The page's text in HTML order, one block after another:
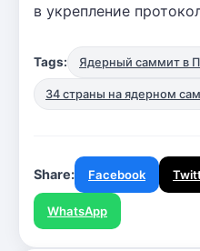
в укрепление
Tags: Ядерный саммит в
34 страны на ядерном
Share: Facebook
WhatsApp